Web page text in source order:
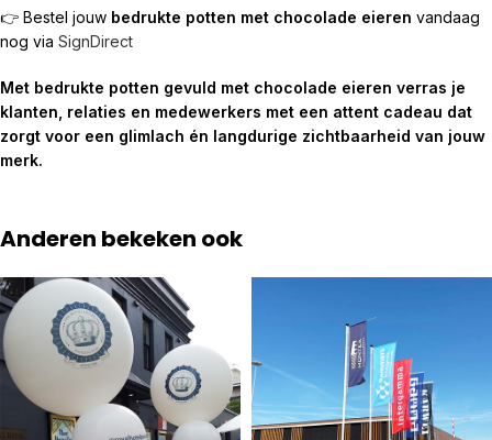
👉 Bestel jouw bedrukte potten met chocolade eieren vandaag
nog via SignDirect
Met bedrukte potten gevuld met chocolade eieren verras je
klanten, relaties en medewerkers met een attent cadeau dat
zorgt voor een glimlach én langdurige zichtbaarheid van jouw
merk.
Anderen bekeken ook